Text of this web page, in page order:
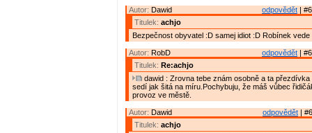
odpovědět |
Autor: Dawid
Titulek: achjo
Bezpečnost obyvatel :D samej idiot :D Robínek vede
odpovědět |
Autor: RobD
Titulek: Re:achjo
dawid : Zrovna tebe znám osobně a ta přezdívka
sedí jak šitá na míru.Pochybuju, že máš vůbec
provoz ve městě.
odpovědět |
Autor: Dawid
Titulek: achjo